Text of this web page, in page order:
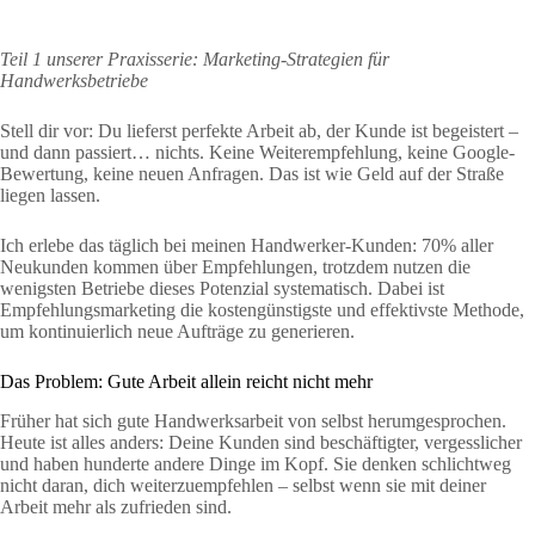
Teil 1 unserer Praxisserie: Marketing-Strategien für
Handwerksbetriebe
Stell dir vor: Du lieferst perfekte Arbeit ab, der Kunde ist begeistert –
und dann passiert… nichts. Keine Weiterempfehlung, keine Google-
Bewertung, keine neuen Anfragen. Das ist wie Geld auf der Straße
liegen lassen.
Ich erlebe das täglich bei meinen Handwerker-Kunden: 70% aller
Neukunden kommen über Empfehlungen, trotzdem nutzen die
wenigsten Betriebe dieses Potenzial systematisch. Dabei ist
Empfehlungsmarketing die kostengünstigste und effektivste Methode,
um kontinuierlich neue Aufträge zu generieren.
Das Problem: Gute Arbeit allein reicht nicht mehr
Früher hat sich gute Handwerksarbeit von selbst herumgesprochen.
Heute ist alles anders: Deine Kunden sind beschäftigter, vergesslicher
und haben hunderte andere Dinge im Kopf. Sie denken schlichtweg
nicht daran, dich weiterzuempfehlen – selbst wenn sie mit deiner
Arbeit mehr als zufrieden sind.